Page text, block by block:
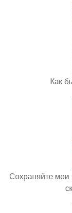
Как
Сохраняйте мои